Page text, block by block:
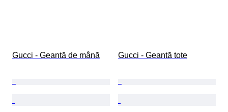
Gucci - Geantă de mână Gucci - Geantă tote